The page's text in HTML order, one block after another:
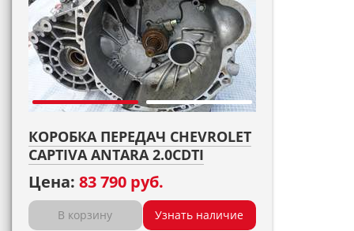
КОРОБКА ПЕРЕДАЧ CHEVROLET
CAPTIVA ANTARA 2.0CDTI
Цена: 83 790 руб.
В корзину Узнать наличие